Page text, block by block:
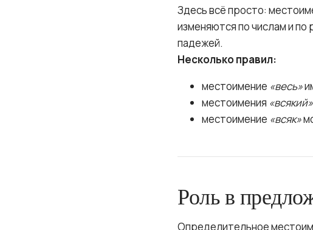
Здесь всё просто:
изменяются по числам и
падежей.
Несколько правил:
местоимение «весь»
местоимения «всякий»
местоимение «всяк»
Роль в
Определительное